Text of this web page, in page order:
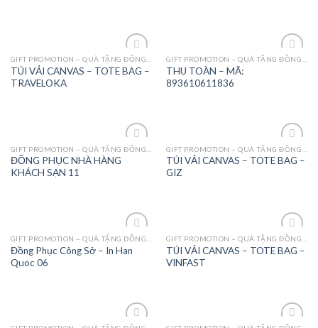
Wishlist
TÚI VẢI CANVAS – TOTE BAG –
TRAVELOKA
THU TOÀN – MÃ:
893610611836
Add to
Wishlist
ĐỒNG PHỤC NHÀ HÀNG
KHÁCH SẠN 11
Add to
Wishlist
TÚI VẢI CANVAS – TOTE BAG –
GIZ
Add to
Wishlist
Đồng Phục Công Sở – In Han
Quoc 06
Add to
Wishlist
TÚI VẢI CANVAS – TOTE BAG –
VINFAST